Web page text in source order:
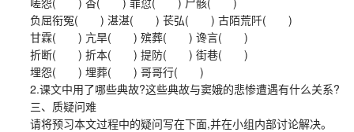
负屈衔冤( ) 湛湛( ) 苌弘( ) 古陌荒阡( )
甘霖( ) 亢旱( ) 殡葬( ) 谗言( )
折断( ) 折本( ) 提防( ) 街巷( )
埋怨( ) 埋葬( ) 哥哥行( )
2.课文中用了哪些典故?这些典故与窦娥的悲惨遭遇有什么关系?
三、质疑问难
请将预习本文过程中的疑问写在下面,并在小组内部讨论解决。